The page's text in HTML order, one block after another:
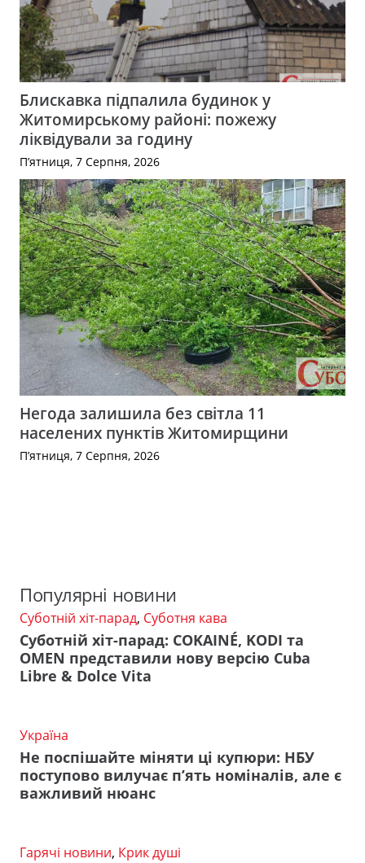
Блискавка підпалила будинок у
Житомирському районі: пожежу
ліквідували за годину
П’ятниця, 7 Серпня, 2026
Негода залишила без світла 11
населених пунктів Житомирщини
П’ятниця, 7 Серпня, 2026
Популярні новини
Суботній хіт-парад, Суботня кава
Суботній хіт-парад: COKAINÉ, KODI та
OMEN представили нову версію Cuba
Libre & Dolce Vita
Україна
Не поспішайте міняти ці купюри: НБУ
поступово вилучає п’ять номіналів, але є
важливий нюанс
Гарячі новини, Крик душі